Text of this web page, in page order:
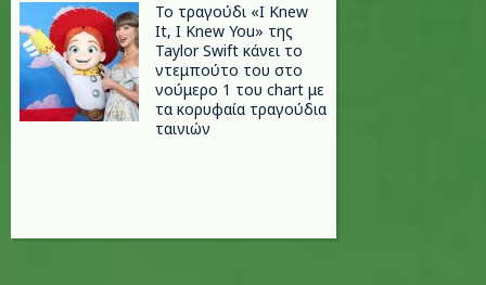
Το τραγούδι «I Knew
It, I Knew You» της
Taylor Swift κάνει το
ντεμπούτο του στο
νούμερο 1 του chart με
τα κορυφαία τραγούδια
ταινιών